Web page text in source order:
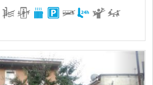
Next